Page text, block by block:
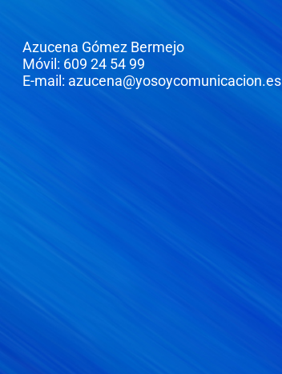
Azucena Gómez Bermejo
Móvil: 609 24 54 99
E-mail: azucena@yosoycomunicacion.es